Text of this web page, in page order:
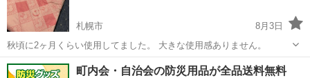
札幌市
8月3日
秋頃に2ヶ月くらい使用してました。 大きな使用感ありません。
北海道 札幌市 寝具 ミッキーミニー
町内会・自治会の防災用品が全品送料無料